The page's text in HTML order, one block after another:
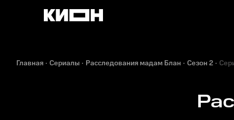
Главная Сериалы Расследования мадам Блан Сезон 2